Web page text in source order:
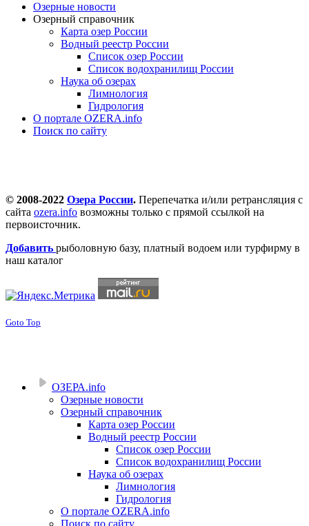
Озерные новости
Озерный справочник
Карта озер России
Водный реестр России
Список озер России
Список водохранилищ России
Наука об озерах
Лимнология
Гидрология
О портале OZERA.info
Поиск по сайту
© 2008-2022 Озера России. Перепечатка и/или ретрансляция с
сайта ozera.info возможны только с прямой ссылкой на
первоисточник.
Добавить рыболовную базу, платный водоем или турфирму в
наш каталог
Goto Top
ОЗЕРА.info
Озерные новости
Озерный справочник
Карта озер России
Водный реестр России
Список озер России
Список водохранилищ России
Наука об озерах
Лимнология
Гидрология
О портале OZERA.info